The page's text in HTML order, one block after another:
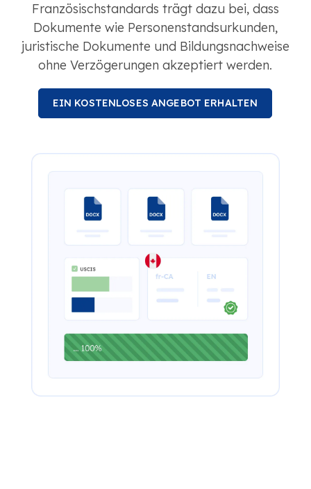
Französischstandards trägt dazu bei, dass
Dokumente wie Personenstandsurkunden,
juristische Dokumente und Bildungsnachweise
ohne Verzögerungen akzeptiert werden.
EIN KOSTENLOSES ANGEBOT ERHALTEN